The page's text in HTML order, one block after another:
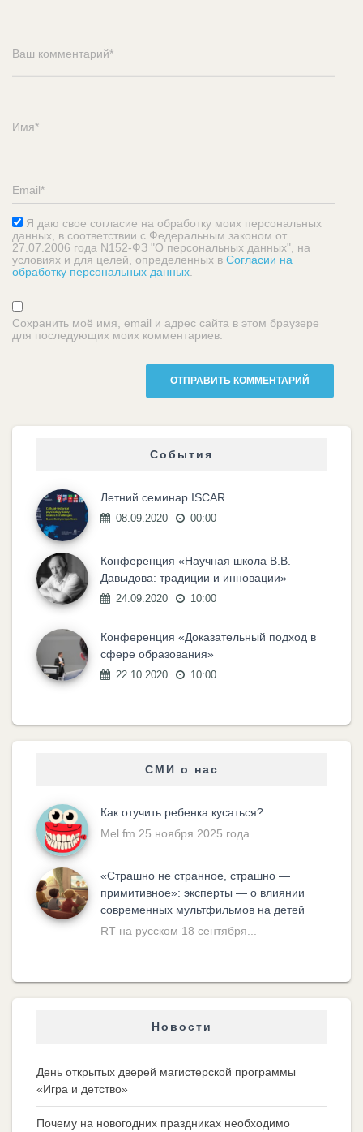
Я даю свое согласие на обработку моих персональных
данных, в соответствии с Федеральным законом от
27.07.2006 года N152-ФЗ "О персональных данных", на
условиях и для целей, определенных в Согласии на
обработку персональных данных
Сохранить моё имя, email и адрес сайта в этом браузере
для последующих моих комментариев.
События
Летний семинар ISCAR
08.09.2020 00:00
Конференция «Научная школа В.В.
Давыдова: традиции и инновации»
24.09.2020 10:00
Конференция «Доказательный подход в
сфере образования»
22.10.2020 10:00
СМИ о нас
Как отучить ребенка кусаться?
Mel.fm 25 ноября 2025 года...
«Cтрашно не странное, страшно —
примитивное»: эксперты — о влиянии
современных мультфильмов на детей
RT на русском 18 сентября...
Новости
День открытых дверей магистерской программы
«Игра и детство»
Почему на новогодних праздниках необходимо